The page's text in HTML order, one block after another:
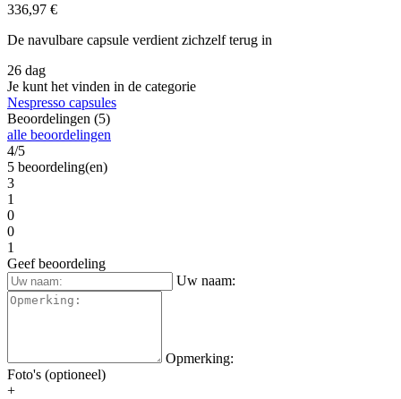
336,97 €
De navulbare capsule verdient zichzelf terug in
26 dag
Je kunt het vinden in de categorie
Nespresso capsules
Beoordelingen (5)
alle beoordelingen
4/5
5 beoordeling(en)
3
1
0
0
1
Geef beoordeling
Uw naam:
Opmerking:
Foto's (optioneel)
+